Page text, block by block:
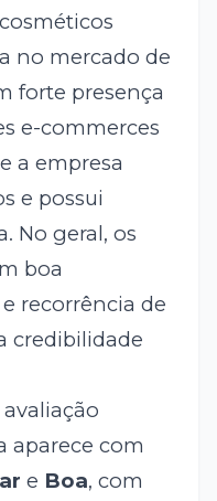
no mercado de
forte presença
e-commerces
a empresa
e possui
No geral, os
boa
recorrência de
credibilidade
aparece com
e Boa, com